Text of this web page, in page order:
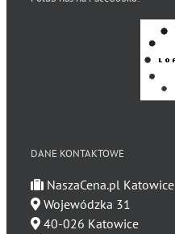
DANE KONTAKTOWE
NaszaCena.pl Katowice
Wojewódzka 31
40-026 Katowice